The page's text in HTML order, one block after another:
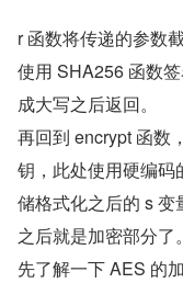
r 函数将传递的参数
使用 SHA256 函数
成大写之后返回。
再回到 encrypt 函数
钥，此处使用硬编码
储格式化之后的 s 变
之后就是加密部分了。
先了解一下 AES 的